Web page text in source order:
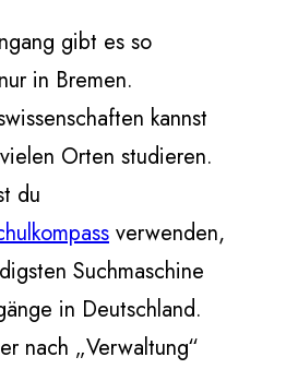
gibt es so
in Bremen.
kannst
Orten studieren.
du
verwenden,
Suchmaschine
in Deutschland.
nach „Verwaltung“